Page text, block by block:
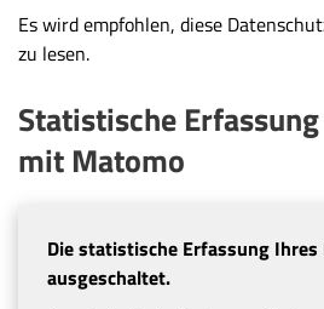
Es wird empfohlen, diese
zu lesen.
Statistische
mit Matomo
Die statistische Erfassung
ausgeschaltet.